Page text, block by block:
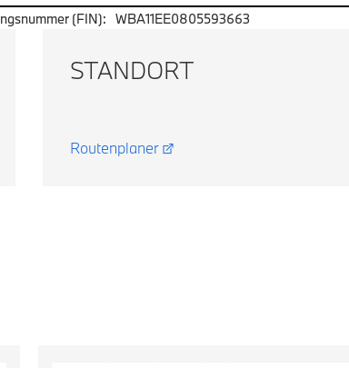
(FIN): WBA11EE0805593663
STANDORT
Routenplaner